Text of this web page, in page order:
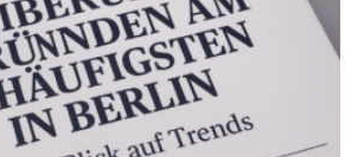
und -makler*innen. Ein
mehr als die Hälfte der Befragten ist
wird in den nächsten Jahren eine
benötigen. Aber nur ein Drittel hat